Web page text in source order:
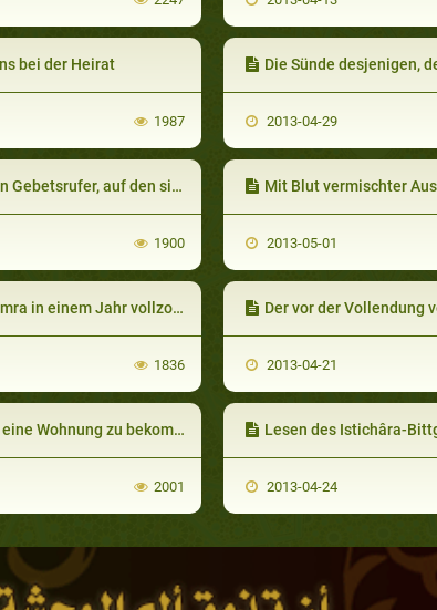
bei der Heirat
1987
Die Sünde desjenigen, der davon
2013-04-29
Darf dieser Gebetsrufer nun zuerst sein Fasten brechen und dann den Gebetsruf durchführen oder muss er zuerst den
1900
Mit Blut vermischter
2013-05-01
im selben Jahr den Haddsch zu verrichten?
1836
Der vor der Vollendung von
2013-04-21
Wohnung zu bekommen?
2001
Lesen des Istichâra-Bittgebets (Gebet
2013-04-24